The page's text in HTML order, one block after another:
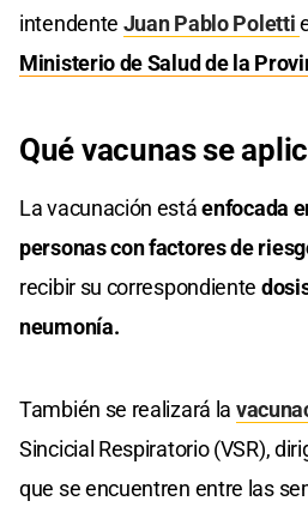
intendente Juan Pablo Poletti
Ministerio de Salud de la
Qué vacunas se
La vacunación estáenfocada
personas con factores de
recibir su correspondiente
neumonía.
También se realizará la
Sincicial Respiratorio (VSR),
que se encuentren entre las